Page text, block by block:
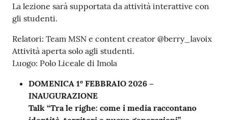
La lezione sarà supportata da attività interattive con
gli studenti.
Relatori: Team MSN e content creator @berry_lavoix
Attività aperta solo agli studenti.
Luogo: Polo Liceale di Imola
DOMENICA 1° FEBBRAIO 2026 –
INAUGURAZIONE
Talk “Tra le righe: come i media raccontano